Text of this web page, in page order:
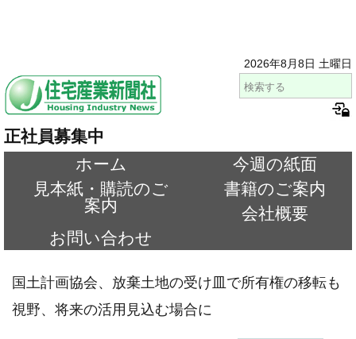
2026年8月8日 土曜日
正社員募集中
ホーム
今週の紙面
見本紙・購読のご
案内
書籍のご案内
会社概要
お問い合わせ
国土計画協会、放棄土地の受け皿で所有権の移転も
視野、将来の活用見込む場合に